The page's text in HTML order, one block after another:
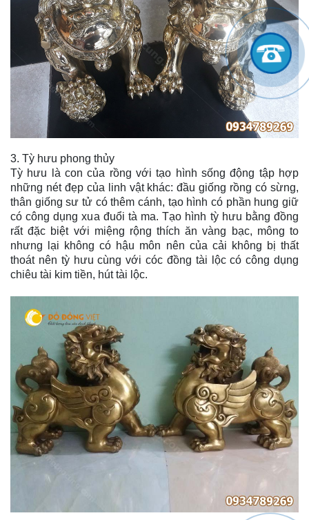
3. Tỳ hưu phong thủy
Tỳ hưu là con của rồng với tạo hình sống động tập hợp
những nét đẹp của linh vật khác: đầu giống rồng có sừng,
thân giống sư tử có thêm cánh, tạo hình có phần hung giữ
có công dụng xua đuổi tà ma. Tạo hình tỳ hưu bằng đồng
rất đặc biệt với miệng rộng thích ăn vàng bạc, mông to
nhưng lại không có hậu môn nên của cải không bị thất
thoát nên tỳ hưu cùng với cóc đồng tài lộc có công dụng
chiêu tài kim tiền, hút tài lộc.